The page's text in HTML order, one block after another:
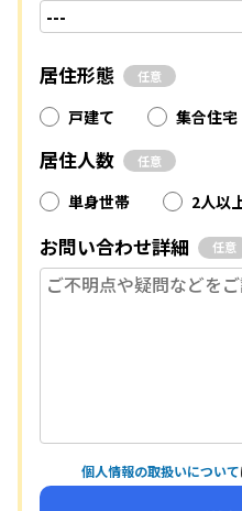
居住形態 任意
戸建て 集合住宅
居住人数 任意
単身世帯 2人以
お問い合わせ詳細 任意
個人情報の取扱いについて